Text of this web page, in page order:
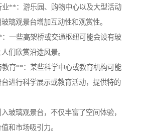
**：游乐园、购物中心以及大型活动
璃观景台增加互动性和观赏性。
一些高架桥或交通枢纽可能会设有玻
们欣赏沿途风景。
育**：某些科学中心或教育机构可能
进行科学展示或教育活动，提供特的
玻璃观景台，不仅丰富了空间体验，
和市场吸引力。